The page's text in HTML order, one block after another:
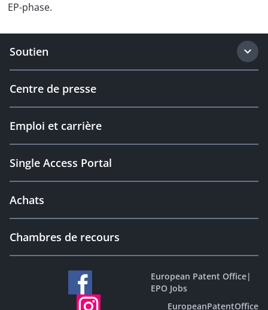
EP-phase.
Soutien
Centre de presse
Emploi et carrière
Single Access Portal
Achats
Chambres de recours
European Patent Office|
EPO Jobs
EuropeanPatentOffice